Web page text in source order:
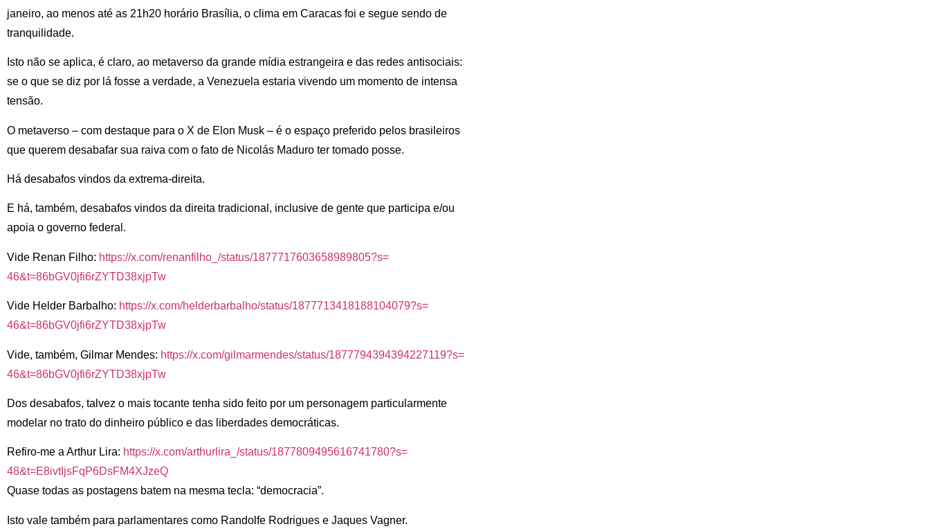
janeiro, ao menos até as 21h20 horário Brasília, o clima em Caracas foi e segue sendo de
tranquilidade.
Isto não se aplica, é claro, ao metaverso da grande mídia estrangeira e das redes antisociais:
se o que se diz por lá fosse a verdade, a Venezuela estaria vivendo um momento de intensa
tensão.
O metaverso – com destaque para o X de Elon Musk – é o espaço preferido pelos brasileiros
que querem desabafar sua raiva com o fato de Nicolás Maduro ter tomado posse.
Há desabafos vindos da extrema-direita.
E há, também, desabafos vindos da direita tradicional, inclusive de gente que participa e/ou
apoia o governo federal.
Vide Renan Filho: https://x.com/renanfilho_/status/1877717603658989805?s=
46&t=86bGV0jfi6rZYTD38xjpTw
Vide Helder Barbalho: https://x.com/helderbarbalho/status/1877713418188104079?s=
46&t=86bGV0jfi6rZYTD38xjpTw
Vide, também, Gilmar Mendes: https://x.com/gilmarmendes/status/1877794394394227119?s=
46&t=86bGV0jfi6rZYTD38xjpTw
Dos desabafos, talvez o mais tocante tenha sido feito por um personagem particularmente
modelar no trato do dinheiro público e das liberdades democráticas.
Refiro-me a Arthur Lira: https://x.com/arthurlira_/status/1877809495616741780?s=
48&t=E8ivtIjsFqP6DsFM4XJzeQ
Quase todas as postagens batem na mesma tecla: “democracia”.
Isto vale também para parlamentares como Randolfe Rodrigues e Jaques Vagner.